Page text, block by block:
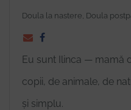
Doula la nastere, Doula
Eu sunt Ilinca — mamă
copii, de animale, de
și simplu.